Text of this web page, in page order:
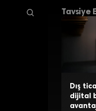
Tavsiye
Dış
dijital